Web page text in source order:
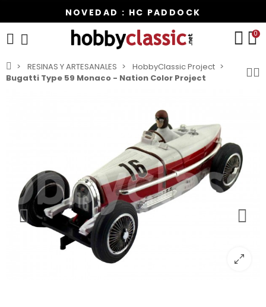
NOVEDAD : HC PADDOCK
0
RESINAS Y ARTESANALES
HobbyClassic Project
Bugatti Type 59 Monaco - Nation Color Project